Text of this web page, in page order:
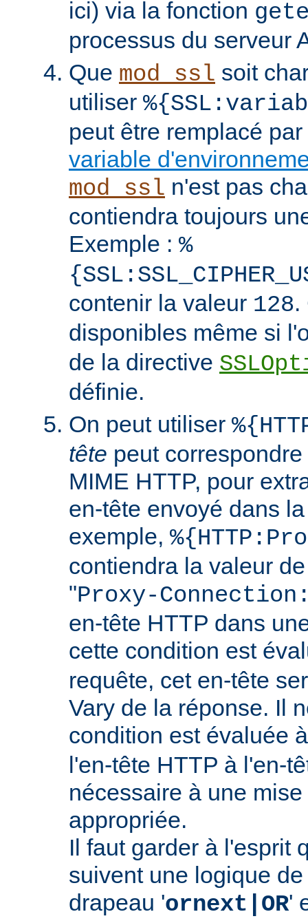
ici) via la fonction
processus du serveur
Que mod_ssl soit
utiliser
peut être remplacé
variable
mod_ssl n'est pas
contiendra toujours
Exemple : %
contenir la valeur 128.
disponibles même si
de la directive
définie.
On peut utiliser
tête peut
MIME HTTP, pour
en-tête envoyé dans
exemple,
contiendra la valeur
"Proxy-
en-tête HTTP dans
cette condition est
requête, cet en-tête
Vary de la réponse. Il
condition est évaluée
l'en-tête HTTP à l'en-
nécessaire à une
appropriée.
Il faut garder à l'esprit
suivent une logique
drapeau 'ornext|OR'